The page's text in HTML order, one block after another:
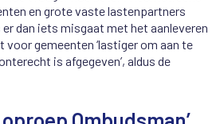
en grote vaste lastenpartners
dan iets misgaat met het aanleveren
voor gemeenten ‘lastiger om aan te
is afgegeven’, aldus de